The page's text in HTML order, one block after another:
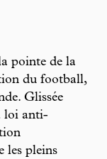
pointe de la
du football,
Glissée
loi anti-
les pleins